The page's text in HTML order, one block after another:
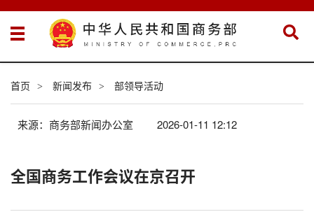
首页 > 新闻发布 > 部领导活动
来源：商务部新闻办公室 2026-01-11 12:12
全国商务工作会议在京召开